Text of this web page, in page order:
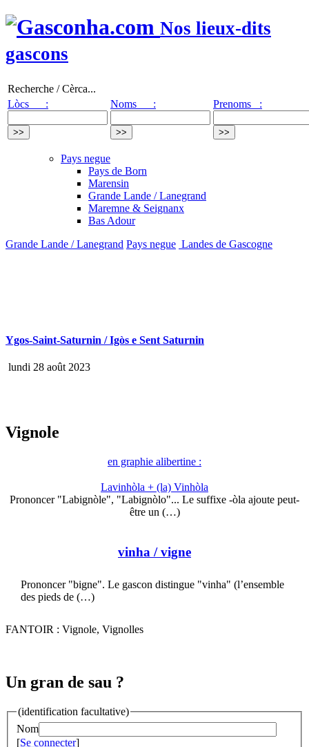
Nos lieux-dits
gascons
Recherche / Cèrca...
Lòcs :
Noms : Prenoms :
Pays negue
Pays de Born
Marensin
Grande Lande / Lanegrand
Maremne & Seignanx
Bas Adour
Grande Lande / Lanegrand Pays negue Landes de Gascogne
Ygos-Saint-Saturnin / Igòs e Sent Saturnin
lundi 28 août 2023
Vignole
en graphie alibertine :
Lavinhòla + (la) Vinhòla
Prononcer "Labignòle", "Labignòlo"... Le suffixe -òla ajoute peut-
être un (…)
vinha / vigne
Prononcer "bigne". Le gascon distingue "vinha" (l’ensemble
des pieds de (…)
FANTOIR : Vignole, Vignolles
Un gran de sau ?
(identification facultative)
Nom
[Se connecter]